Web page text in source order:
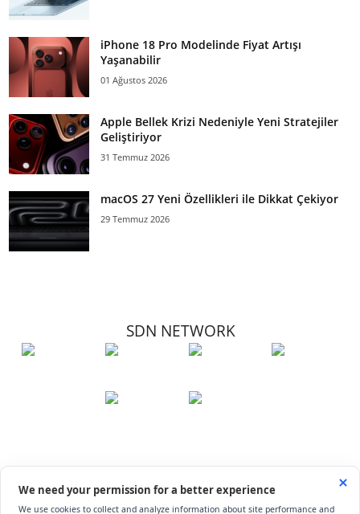
iPhone 18 Pro Modelinde Fiyat Artışı
Yaşanabilir
01 Ağustos 2026
Apple Bellek Krizi Nedeniyle Yeni Stratejiler
Geliştiriyor
31 Temmuz 2026
macOS 27 Yeni Özellikleri ile Dikkat Çekiyor
29 Temmuz 2026
SDN NETWORK